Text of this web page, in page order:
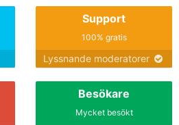
Support
100% gratis
Lyssnande moderatorer
Besökare
Mycket besökt